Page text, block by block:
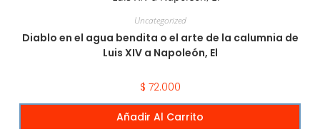
Uncategorized
Diablo en el agua bendita o el arte de la calumnia de
Luis XIV a Napoleón, El
$ 72.000
Añadir Al Carrito